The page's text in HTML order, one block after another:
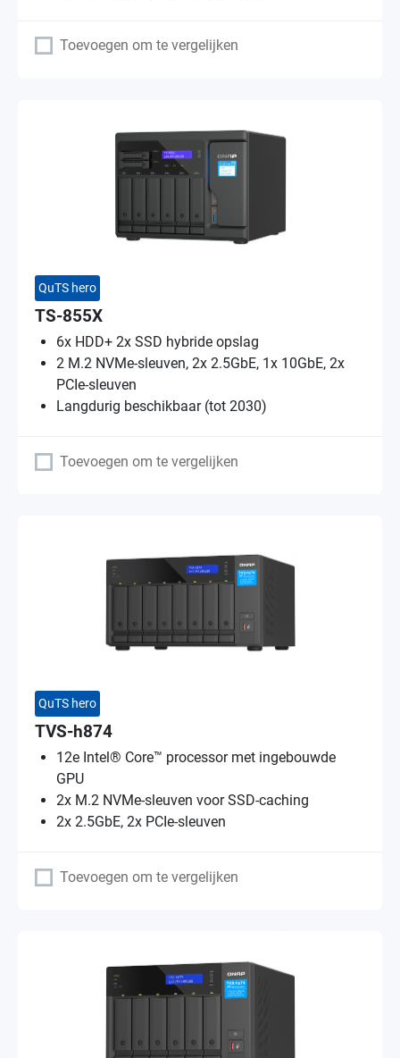
Toevoegen om te vergelijken
QuTS hero
TS-855X
6x HDD+ 2x SSD hybride opslag
2 M.2 NVMe-sleuven, 2x 2.5GbE, 1x 10GbE, 2x
PCIe-sleuven
Langdurig beschikbaar (tot 2030)
Toevoegen om te vergelijken
QuTS hero
TVS-h874
12e Intel® Core™ processor met ingebouwde
GPU
2x M.2 NVMe-sleuven voor SSD-caching
2x 2.5GbE, 2x PCIe-sleuven
Toevoegen om te vergelijken